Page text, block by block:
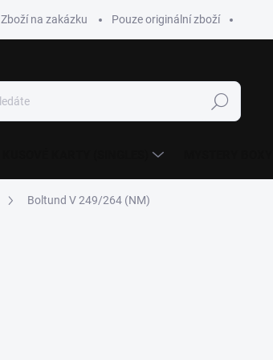
Zboží na zakázku Pouze originální zboží
Hledat
Boltund V 249/264 (NM)